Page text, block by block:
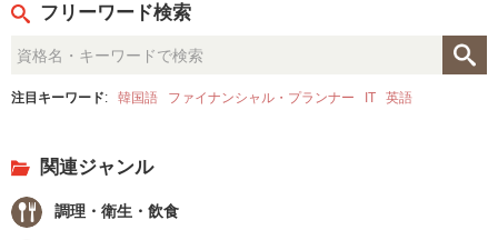
フリーワード検索
注目キーワード: 韓国語 ファイナンシャル・プランナー IT 英語
関連ジャンル
調理・衛生・飲食